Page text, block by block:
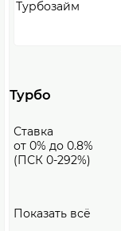
Турбо
Ставка
от 0% до 0.8%
(ПСК 0-292%)
Показать всё